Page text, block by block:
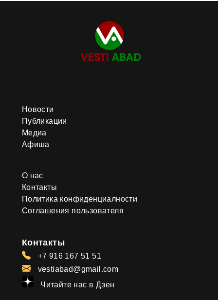
Новости
Публикации
Медиа
Афиша
О нас
Контакты
Политика конфиденциалности
Соглашения пользователя
Контакты
+7 916 167 51 51
vestiabad@gmail.com
Читайте нас в Дзен